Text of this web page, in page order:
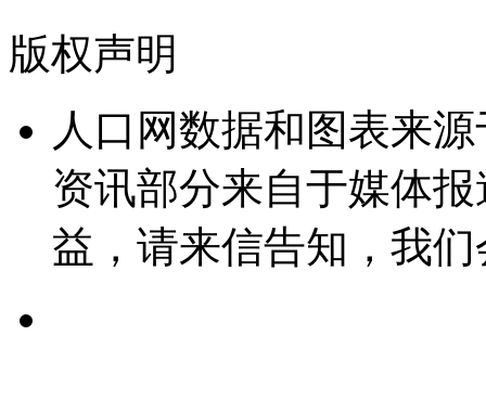
版权声明
人口网数据和图表来
资讯部分来自于媒体
益，请来信告知，我